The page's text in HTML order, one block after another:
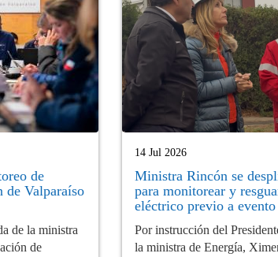
de
de Valparaíso
de la ministra
de
14 Jul 2026
Ministra Rincón se
para monitorear y
eléctrico previo a
Por instrucción del
la ministra de Energía,